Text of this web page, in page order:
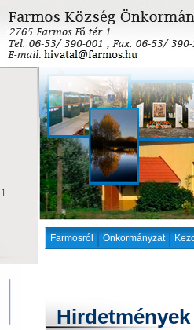
]
Farmosról Önkormányzat
Hirdetmények